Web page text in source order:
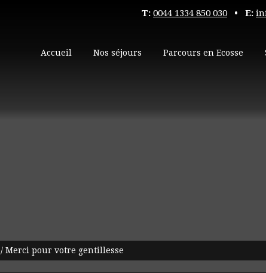
T: 0044 1334 850 030 • E:
Accueil Nos séjours Parcours en Ecosse
/Merci pour votre gentillesse